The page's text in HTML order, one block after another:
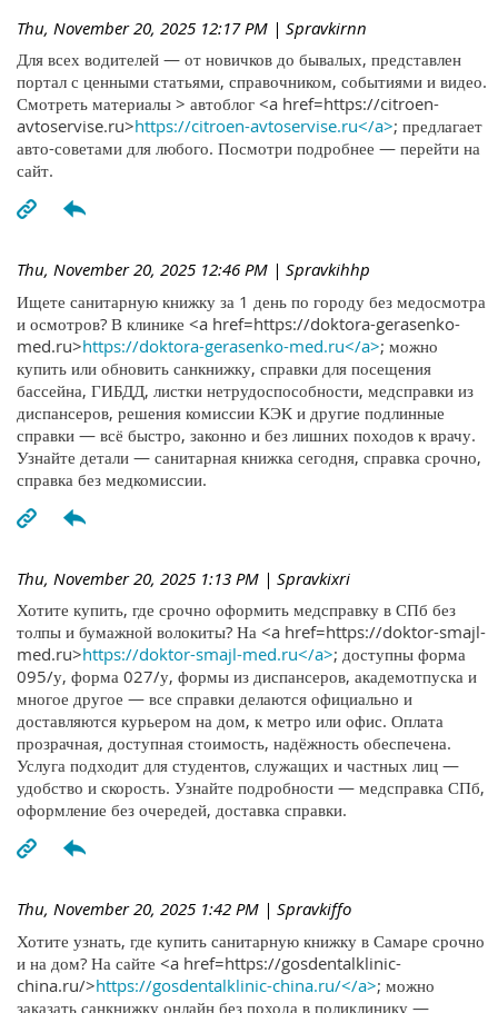
Thu, November 20, 2025 12:17 PM | Spravkirnn
Для всех водителей — от новичков до бывалых, представлен
портал с ценными статьями, справочником, событиями и видео.
Смотреть материалы > автоблог <a href=https://citroen-
avtoservise.ru>https://citroen-avtoservise.ru</a>; предлагает
авто-советами для любого. Посмотри подробнее — перейти на
сайт.
Thu, November 20, 2025 12:46 PM | Spravkihhp
Ищете санитарную книжку за 1 день по городу без медосмотра
и осмотров? В клинике <a href=https://doktora-gerasenko-
med.ru>https://doktora-gerasenko-med.ru</a>; можно
купить или обновить санкнижку, справки для посещения
бассейна, ГИБДД, листки нетрудоспособности, медсправки из
диспансеров, решения комиссии КЭК и другие подлинные
справки — всё быстро, законно и без лишних походов к врачу.
Узнайте детали — санитарная книжка сегодня, справка срочно,
справка без медкомиссии.
Thu, November 20, 2025 1:13 PM | Spravkixri
Хотите купить, где срочно оформить медсправку в СПб без
толпы и бумажной волокиты? На <a href=https://doktor-smajl-
med.ru>https://doktor-smajl-med.ru</a>; доступны форма
095/у, форма 027/у, формы из диспансеров, академотпуска и
многое другое — все справки делаются официально и
доставляются курьером на дом, к метро или офис. Оплата
прозрачная, доступная стоимость, надёжность обеспечена.
Услуга подходит для студентов, служащих и частных лиц —
удобство и скорость. Узнайте подробности — медсправка СПб,
оформление без очередей, доставка справки.
Thu, November 20, 2025 1:42 PM | Spravkiffo
Хотите узнать, где купить санитарную книжку в Самаре срочно
и на дом? На сайте <a href=https://gosdentalklinic-
china.ru/>https://gosdentalklinic-china.ru/</a>; можно
заказать санкнижку онлайн без похода в поликлинику —